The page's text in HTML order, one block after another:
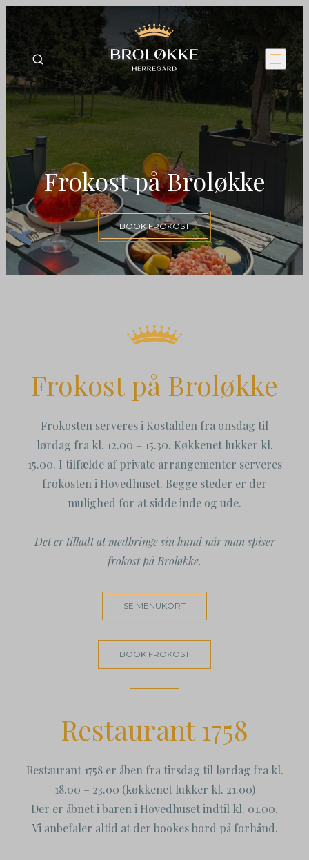
Frokost på Broløkke
BOOK FROKOST
Frokost på Broløkke
Frokosten serveres i Kostalden fra onsdag til
lørdag fra kl. 12.00 – 15.30. Køkkenet lukker kl.
15.00. I tilfælde af private arrangementer serveres
frokosten i Hovedhuset. Begge steder er der
mulighed for at sidde inde og ude.
Det er tilladt at medbringe sin hund når man spiser
frokost på Broløkke.
SE MENUKORT
BOOK FROKOST
Restaurant 1758
Restaurant 1758 er åben fra tirsdag til lørdag fra kl.
18.00 – 23.00 (køkkenet lukker kl. 21.00)
Der er åbnet i baren i Hovedhuset indtil kl. 01.00.
Vi anbefaler altid at der bookes bord på forhånd.